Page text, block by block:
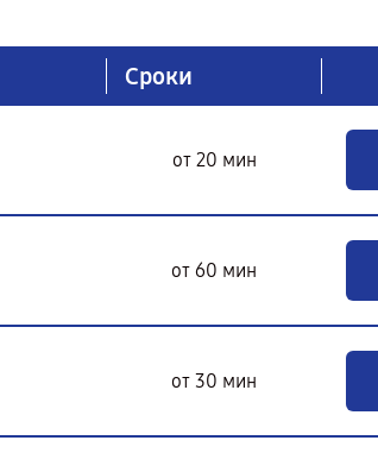
Сроки
от 20 мин
от 60 мин
от 30 мин